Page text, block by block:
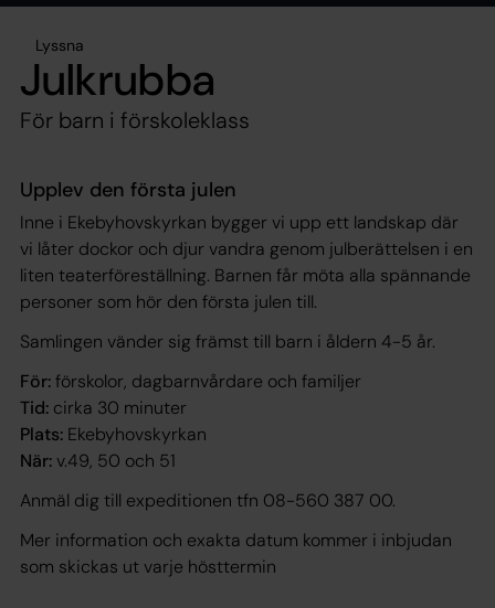
Lyssna
Julkrubba
För barn i förskoleklass
Upplev den första julen
Inne i Ekebyhovskyrkan bygger vi upp ett landskap där
vi låter dockor och djur vandra genom julberättelsen i en
liten teaterföreställning. Barnen får möta alla spännande
personer som hör den första julen till.
Samlingen vänder sig främst till barn i åldern 4-5 år.
För:förskolor, dagbarnvårdare och familjer
Tid: cirka 30 minuter
Plats: Ekebyhovskyrkan
När:v.49, 50 och 51
Anmäl dig till expeditionen tfn 08-560 387 00.
Mer information och exakta datum kommer i inbjudan
som skickas ut varje hösttermin